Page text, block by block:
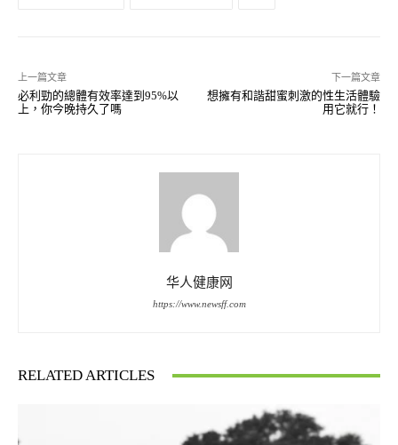
上一篇文章
必利勁的總體有效率達到95%以
上，你今晚持久了嗎
下一篇文章
想擁有和諧甜蜜刺激的性生活體驗
用它就行！
华人健康网
https://www.newsff.com
RELATED ARTICLES